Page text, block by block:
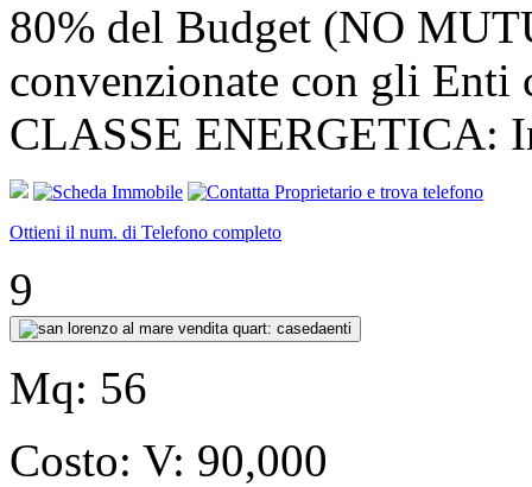
80% del Budget (NO
convenzionate con gli Enti
CLASSE ENERGETICA:
Ottieni il num. di Telefono completo
9
Mq: 56
Costo: V: 90,000